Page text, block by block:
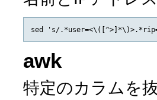
awk
特定のカラムを